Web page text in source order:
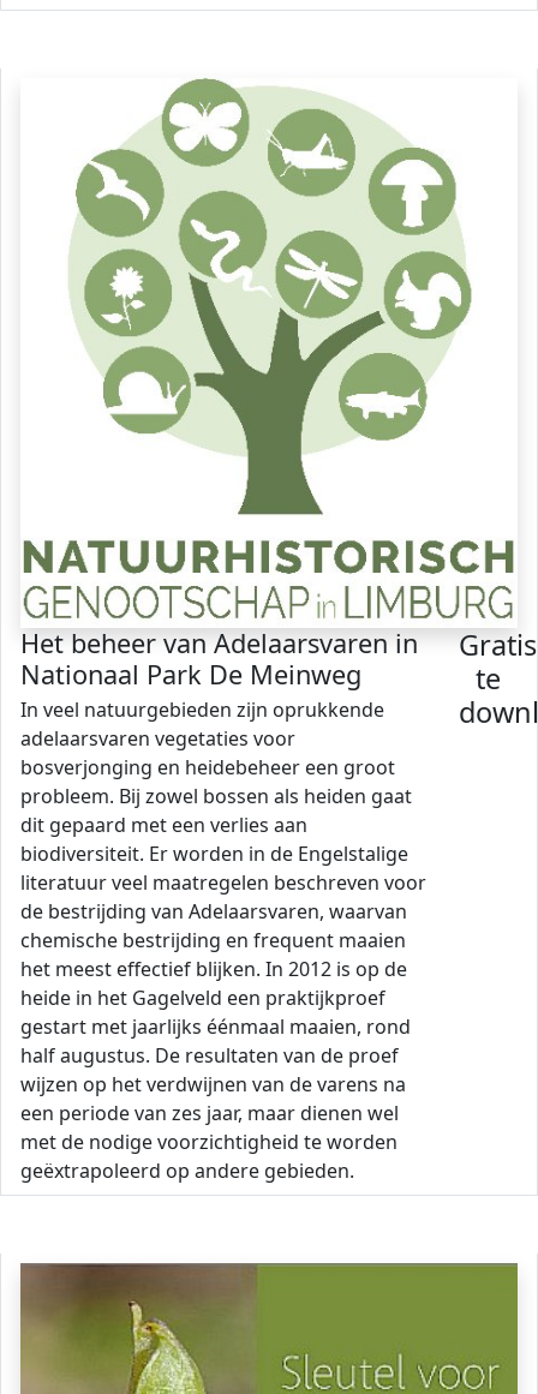
Het beheer van Adelaarsvaren in
Nationaal Park De Meinweg
In veel natuurgebieden zijn oprukkende
adelaarsvaren vegetaties voor
bosverjonging en heidebeheer een groot
probleem. Bij zowel bossen als heiden gaat
dit gepaard met een verlies aan
biodiversiteit. Er worden in de Engelstalige
literatuur veel maatregelen beschreven voor
de bestrijding van Adelaarsvaren, waarvan
chemische bestrijding en frequent maaien
het meest effectief blijken. In 2012 is op de
heide in het Gagelveld een praktijkproef
gestart met jaarlijks éénmaal maaien, rond
half augustus. De resultaten van de proef
wijzen op het verdwijnen van de varens na
een periode van zes jaar, maar dienen wel
met de nodige voorzichtigheid te worden
geëxtrapoleerd op andere gebieden.
Gratis
te